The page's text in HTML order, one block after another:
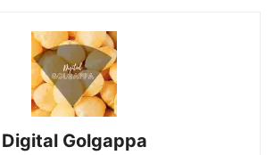
Digital Golgappa